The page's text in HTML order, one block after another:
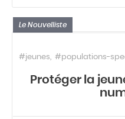
Le Nouvelliste
#jeunes #populations-
Protéger la